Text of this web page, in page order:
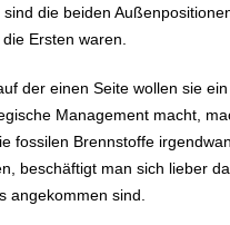
die beiden
Ersten waren.
der einen Seite wollen sie
Management macht,
fossilen Brennstoffe
beschäftigt man sich lieber
angekommen sind.